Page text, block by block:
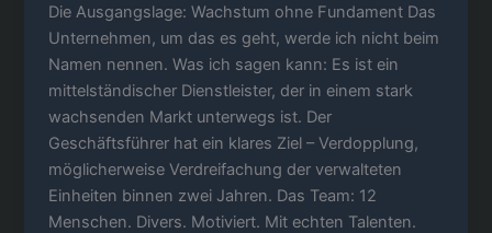
Die Ausgangslage: Wachstum ohne Fundament Das
Unternehmen, um das es geht, werde ich nicht beim
Namen nennen. Was ich sagen kann: Es ist ein
mittelständischer Dienstleister, der in einem stark
wachsenden Markt unterwegs ist. Der
Geschäftsführer hat ein klares Ziel – Verdopplung,
möglicherweise Verdreifachung der verwalteten
Einheiten binnen zwei Jahren. Das Team: 12
Menschen. Divers. Motiviert. Mit echten Talenten.